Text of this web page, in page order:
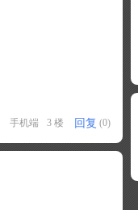
手机端 3 楼 回复 (0)